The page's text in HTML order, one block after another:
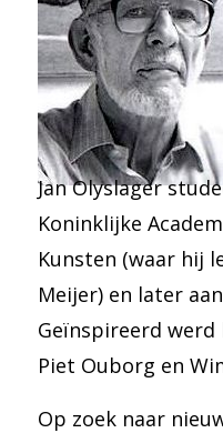
Jan Olyslager
Koninklijke
Kunsten (waar hij
Meijer) en later
Geïnspireerd
Piet Ouborg en
Op zoek naar